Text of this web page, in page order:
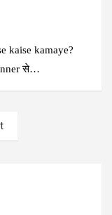
kaise kamaye?
से…